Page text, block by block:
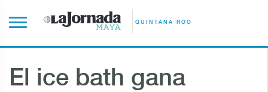
QUINTANA ROO
El ice bath gana